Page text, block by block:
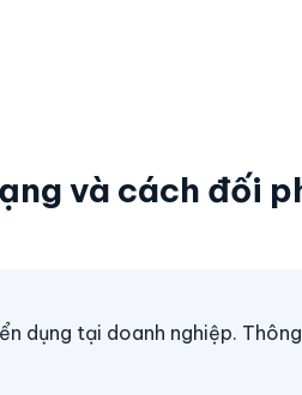
và cách đối
dụng tại doanh nghiệp.